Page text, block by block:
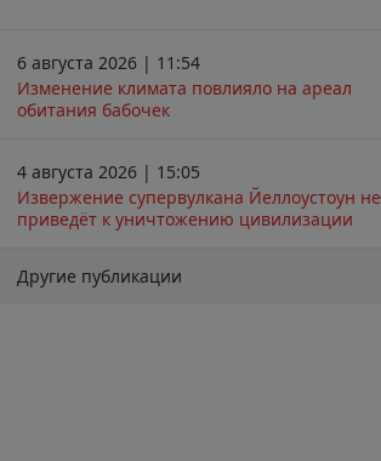
6 августа 2026 | 11:54
Изменение климата повлияло на ареал
обитания бабочек
4 августа 2026 | 15:05
Извержение супервулкана Йеллоустоун не
приведёт к уничтожению цивилизации
Другие публикации